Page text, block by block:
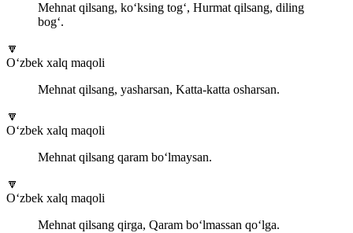
Mehnat qilsang, ko‘ksing tog‘, Hurmat qilsang, diling
bog‘.
🔽
O‘zbek xalq maqoli
Mehnat qilsang, yasharsan, Katta-katta osharsan.
🔽
O‘zbek xalq maqoli
Mehnat qilsang qaram bo‘lmaysan.
🔽
O‘zbek xalq maqoli
Mehnat qilsang qirga, Qaram bo‘lmassan qo‘lga.